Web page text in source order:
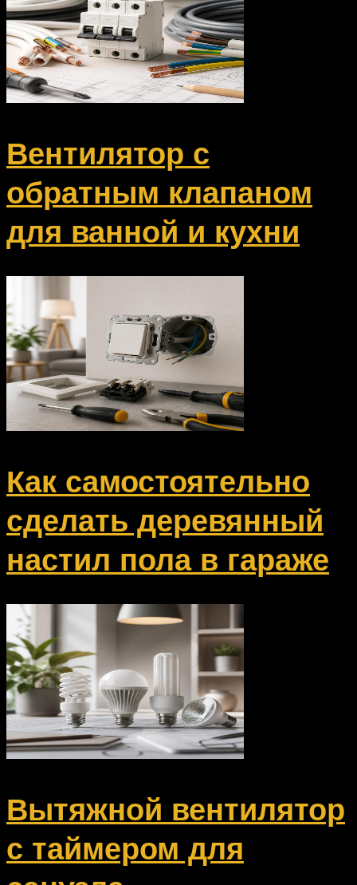
Вентилятор с
обратным клапаном
для ванной и кухни
Как самостоятельно
сделать деревянный
настил пола в гараже
Вытяжной вентилятор
с таймером для